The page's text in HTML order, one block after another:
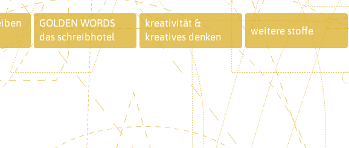
GOLDEN WORDS
das schreibhotel
kreativität &
kreatives denken
weitere stoffe